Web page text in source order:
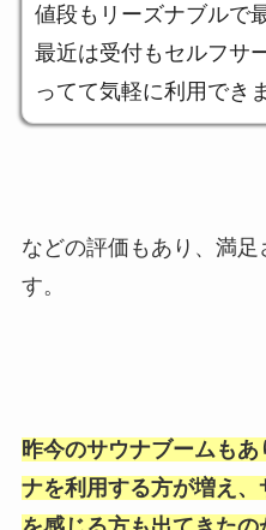
値段もリーズナブルで
最近は受付もセルフサ
ってて気軽に利用でき
などの評価もあり、満
す。
昨今のサウナブームも
ナを利用する方が増え